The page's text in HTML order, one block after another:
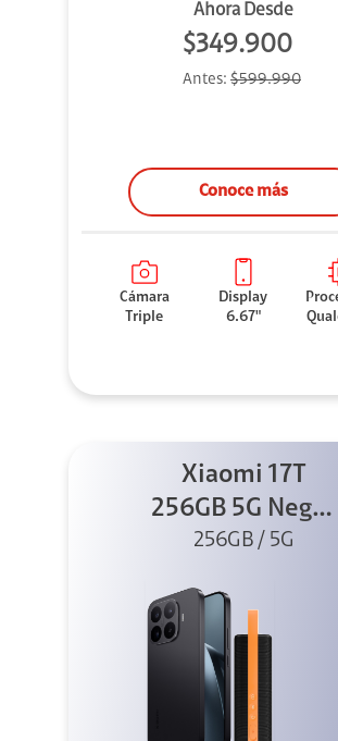
Ahora Desde
$349.900
Antes: $599.990
Conoce más
Cámara
Triple
Display
6.67"
Xiaomi 17T
256GB 5G Negro
+ Sound
256GB / 5G